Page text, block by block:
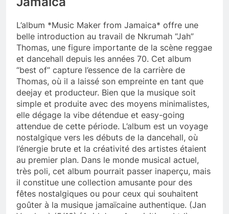
L’album *Music Maker from Jamaica* offre une
belle introduction au travail de Nkrumah “Jah”
Thomas, une figure importante de la scène reggae
et dancehall depuis les années 70. Cet album
“best of” capture l’essence de la carrière de
Thomas, où il a laissé son empreinte en tant que
deejay et producteur. Bien que la musique soit
simple et produite avec des moyens minimalistes,
elle dégage la vibe détendue et easy-going
attendue de cette période. L’album est un voyage
nostalgique vers les débuts de la dancehall, où
l’énergie brute et la créativité des artistes étaient
au premier plan. Dans le monde musical actuel,
très poli, cet album pourrait passer inaperçu, mais
il constitue une collection amusante pour des
fêtes nostalgiques ou pour ceux qui souhaitent
goûter à la musique jamaïcaine authentique. (Jan